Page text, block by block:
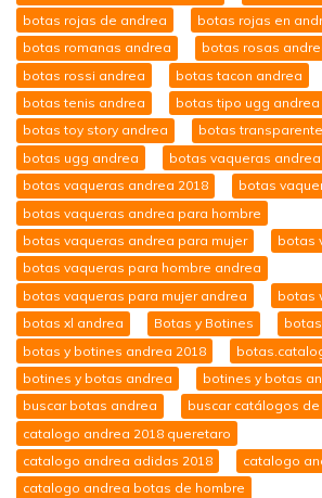
botas rojas de andrea
botas rojas en
botas romanas andrea
botas rosas
botas rossi andrea
botas tacon andrea
botas tenis andrea
botas tipo ugg andrea
botas toy story andrea
botas
botas ugg andrea
botas vaqueras andrea
botas vaqueras andrea 2018
botas
botas vaqueras andrea para hombre
botas vaqueras andrea para mujer
botas
botas vaqueras para hombre andrea
botas vaqueras para mujer andrea
botas
botas xl andrea
Botas y Botines
botas y botines andrea 2018
botines y botas andrea
botines y botas
buscar botas andrea
buscar catálogos
catalogo andrea 2018 queretaro
catalogo andrea adidas 2018
catalogo
catalogo andrea botas de hombre